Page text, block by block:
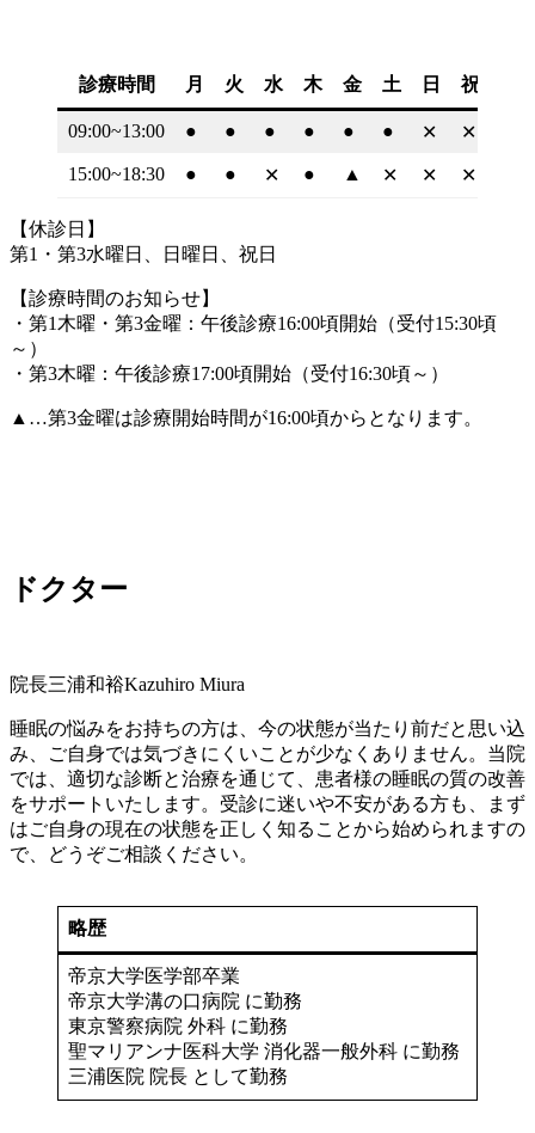
診療時間 月 火 水 木 金 土 日 祝
09:00~13:00 ● ● ● ● ● ● ✕ ✕
15:00~18:30 ● ● ✕ ● ▲ ✕ ✕ ✕
【休診日】
第1・第3水曜日、日曜日、祝日
【診療時間のお知らせ】
・第1木曜・第3金曜：午後診療16:00頃開始（受付15:30頃
～）
・第3木曜：午後診療17:00頃開始（受付16:30頃～）
▲…第3金曜は診療開始時間が16:00頃からとなります。
ドクター
院長三浦和裕Kazuhiro Miura
睡眠の悩みをお持ちの方は、今の状態が当たり前だと思い込
み、ご自身では気づきにくいことが少なくありません。当院
では、適切な診断と治療を通じて、患者様の睡眠の質の改善
をサポートいたします。受診に迷いや不安がある方も、まず
はご自身の現在の状態を正しく知ることから始められますの
で、どうぞご相談ください。
略歴
帝京大学医学部卒業
帝京大学溝の口病院 に勤務
東京警察病院 外科 に勤務
聖マリアンナ医科大学 消化器一般外科 に勤務
三浦医院 院長 として勤務